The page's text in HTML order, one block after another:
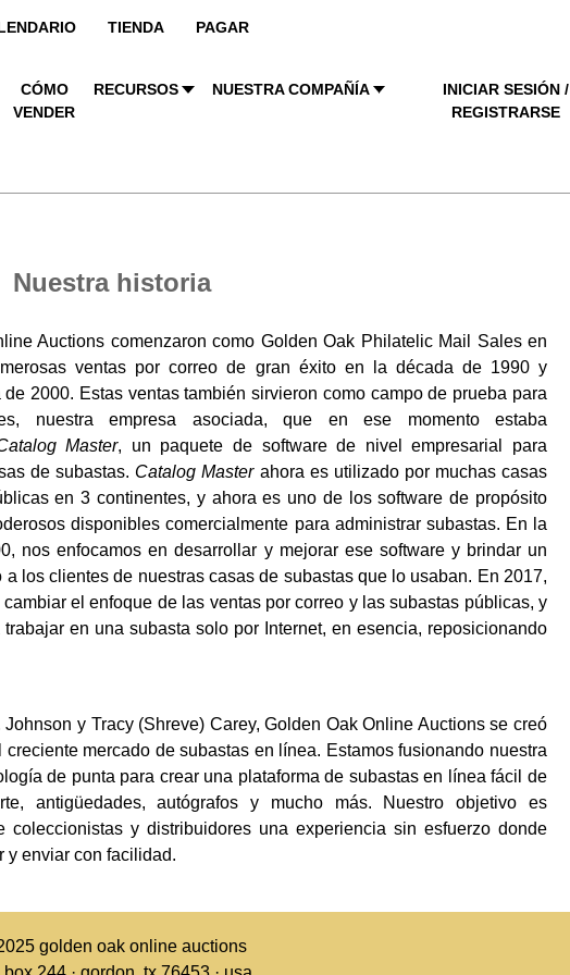
TIENDA PAGAR
CÓMO
VENDER
RECURSOS NUESTRA COMPAÑÍA
INICIAR SESIÓN /
REGISTRARSE
Nuestra historia
Auctions comenzaron como Golden Oak Philatelic Mail Sales en
ventas por correo de gran éxito en la década de 1990 y
2000. Estas ventas también sirvieron como campo de prueba para
nuestra empresa asociada, que en ese momento estaba
Master, un paquete de software de nivel empresarial para
de subastas. Catalog Masterahora es utilizado por muchas casas
en 3 continentes, y ahora es uno de los software de propósito
disponibles comercialmente para administrar subastas. En la
nos enfocamos en desarrollar y mejorar ese software y brindar un
a los clientes de nuestras casas de subastas que lo usaban. En 2017,
el enfoque de las ventas por correo y las subastas públicas, y
trabajar en una subasta solo por Internet, en esencia, reposicionando
y Tracy (Shreve) Carey, Golden Oak Online Auctions se creó
mercado de subastas en línea. Estamos fusionando nuestra
de punta para crear una plataforma de subastas en línea fácil de
antigüedades, autógrafos y mucho más. Nuestro objetivo es
y distribuidores una experiencia sin esfuerzo donde
y enviar con facilidad.
golden oak online auctions